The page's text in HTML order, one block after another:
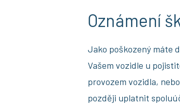
Oznámení
Jako poškozený máte
Vašem vozidle u
provozem vozidla,
později uplatnit